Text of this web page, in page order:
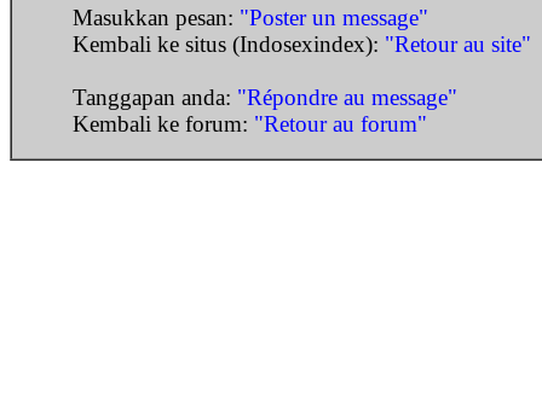
Masukkan pesan: "Poster un message"
Kembali ke situs (Indosexindex): "Retour au site"
Tanggapan anda: "Répondre au message"
Kembali ke forum: "Retour au forum"